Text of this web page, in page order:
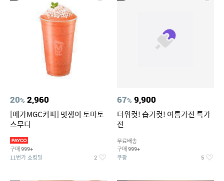
20% 2,960
[메가MGC커피] 멋쟁이 토마토
스무디
구매 999+
11번가 쇼킹딜 2
67% 9,900
더위컷! 습기컷! 여름가전 특가
전
무료배송
구매 999+
쿠팡 5